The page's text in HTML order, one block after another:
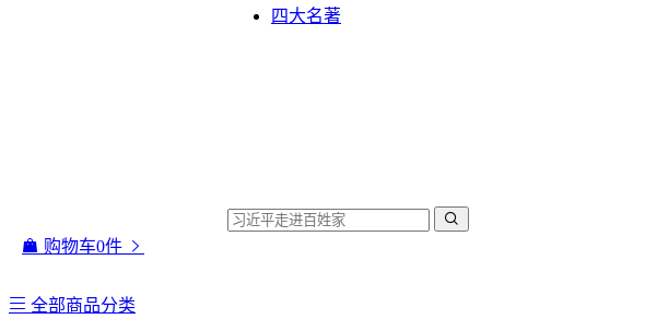
四大名著
购物车0件
全部商品分类